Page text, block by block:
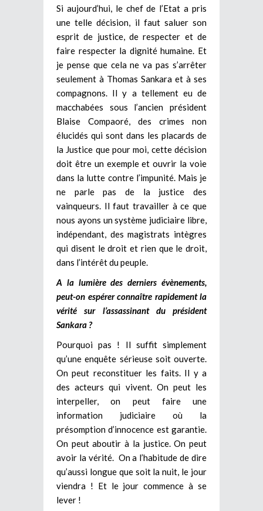
Si aujourd’hui, le chef de l’Etat a pris
une telle décision, il faut saluer son
esprit de justice, de respecter et de
faire respecter la dignité humaine. Et
je pense que cela ne va pas s’arrêter
seulement à Thomas Sankara et à ses
compagnons. Il y a tellement eu de
macchabées sous l’ancien président
Blaise Compaoré, des crimes non
élucidés qui sont dans les placards de
la Justice que pour moi, cette décision
doit être un exemple et ouvrir la voie
dans la lutte contre l’impunité. Mais je
ne parle pas de la justice des
vainqueurs. Il faut travailler à ce que
nous ayons un système judiciaire libre,
indépendant, des magistrats intègres
qui disent le droit et rien que le droit,
dans l’intérêt du peuple.
A la lumière des derniers évènements,
peut-on espérer connaître rapidement la
vérité sur l’assassinant du président
Sankara ?
Pourquoi pas ! Il suffit simplement
qu’une enquête sérieuse soit ouverte.
On peut reconstituer les faits. Il y a
des acteurs qui vivent. On peut les
interpeller, on peut faire une
information judiciaire où la
présomption d’innocence est garantie.
On peut aboutir à la justice. On peut
avoir la vérité. On a l’habitude de dire
qu’aussi longue que soit la nuit, le jour
viendra ! Et le jour commence à se
lever !